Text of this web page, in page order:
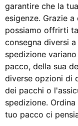
garantire che la
esigenze. Grazie
possiamo offrirti
consegna diversi
spedizione
pacco, della sua
diverse opzioni di
dei pacchi o
spedizione.
tuo pacco ci